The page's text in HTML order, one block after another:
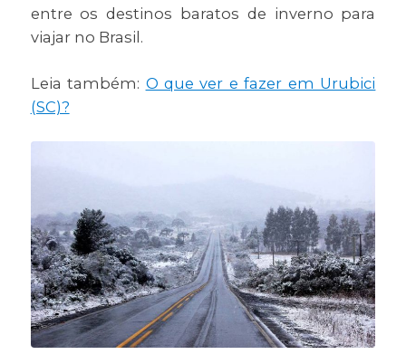
entre os destinos baratos de inverno para
viajar no Brasil.
Leia também: O que ver e fazer em Urubici
(SC)?